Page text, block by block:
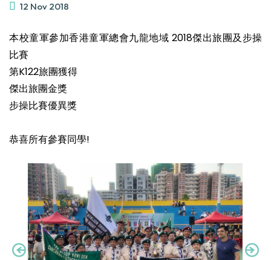
12 Nov 2018
本校童軍參加香港童軍總會九龍地域 2018傑出旅團及步操
比賽
第K122旅團獲得
傑出旅團金獎
步操比賽優異獎
恭喜所有參賽同學!